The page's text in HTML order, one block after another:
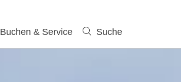
Buchen & Service Suche